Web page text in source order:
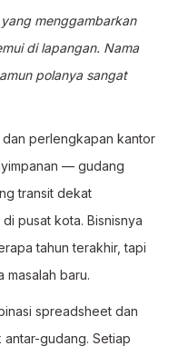
menggambarkan
di lapangan. Nama
polanya sangat
dan perlengkapan kantor
— gudang
transit dekat
pusat kota. Bisnisnya
tahun terakhir, tapi
masalah baru.
spreadsheet dan
gudang. Setiap